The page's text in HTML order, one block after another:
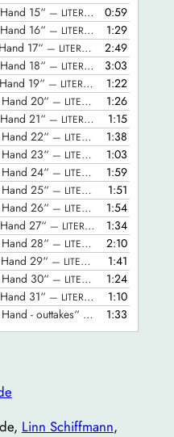
15“ — LITERATURRAUMDORTMUNDRUHR
0:59
16“ — LITERATURRAUMDORTMUNDRUHR
1:29
17“ — LITERATURRAUMDORTMUNDRUHR
2:49
18“ — LITERATURRAUMDORTMUNDRUHR
3:03
19“ — LITERATURRAUMDORTMUNDRUHR
1:22
20“ — LITERATURRAUMDORTMUNDRUHR
1:26
21“ — LITERATURRAUMDORTMUNDRUHR
1:15
22“ — LITERATURRAUMDORTMUNDRUHR
1:38
23“ — LITERATURRAUMDORTMUNDRUHR
1:03
24“ — LITERATURRAUMDORTMUNDRUHR
1:59
25“ — LITERATURRAUMDORTMUNDRUHR
1:51
26“ — LITERATURRAUMDORTMUNDRUHR
1:54
27“ — LITERATURRAUMDORTMUNDRUHR
1:34
28“ — LITERATURRAUMDORTMUNDRUHR
2:10
29“ — LITERATURRAUMDORTMUNDRUHR
1:41
30“ — LITERATURRAUMDORTMUNDRUHR
1:24
31“ — LITERATURRAUMDORTMUNDRUHR
1:10
- outtakes“ — 1:33
Linn Schiffmann,